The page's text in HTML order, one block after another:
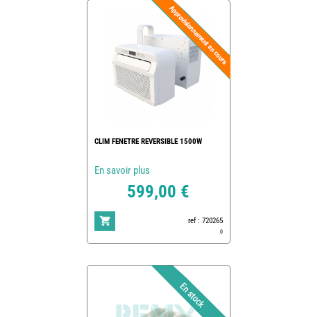
CLIM FENETRE REVERSIBLE 1500W
En savoir plus
599,00 €
ref : 720265
0